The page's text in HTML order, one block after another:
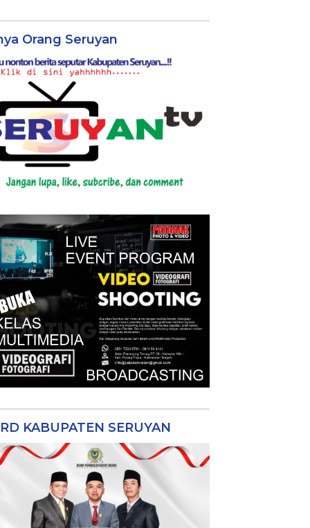
Orang Seruyan
KABUPATEN SERUYAN